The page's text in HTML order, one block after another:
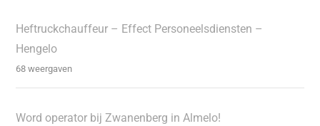
Heftruckchauffeur – Effect Personeelsdiensten –
Hengelo
68 weergaven
Word operator bij Zwanenberg in Almelo!